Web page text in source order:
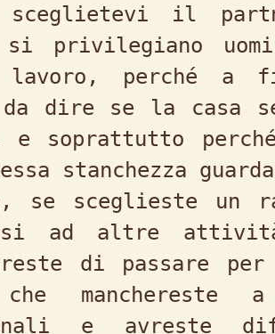
sceglietevi il
si privilegiano
lavoro, perché a
dire se la casa
e soprattutto
stanchezza
se sceglieste un
ad altre
di passare per
e avreste